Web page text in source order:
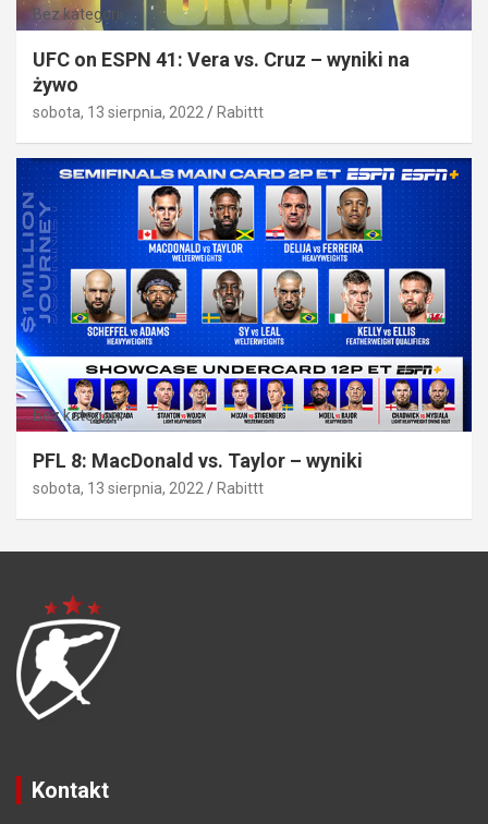
Bez kategorii
UFC on ESPN 41: Vera vs. Cruz – wyniki na
żywo
sobota, 13 sierpnia, 2022 Rabittt
Bez kategorii
PFL 8: MacDonald vs. Taylor – wyniki
sobota, 13 sierpnia, 2022 Rabittt
Kontakt